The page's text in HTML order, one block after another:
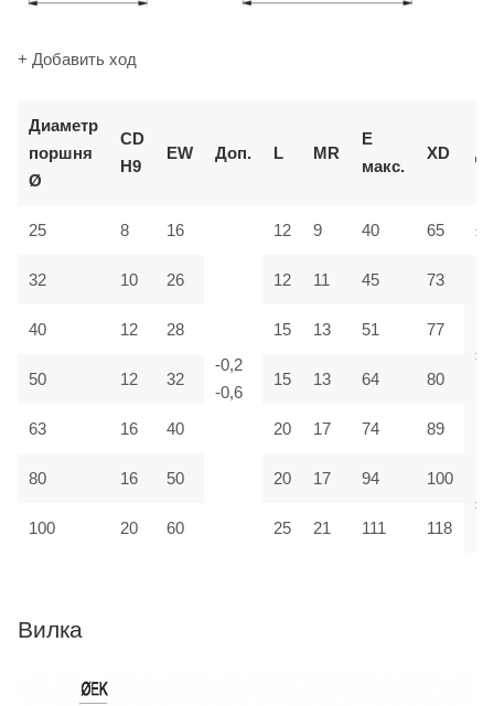
+ Добавить ход
Диаметр
поршня
Ø
CD
H9
EW Доп. L MR
E
макс.
XD
25 8 16
-0,2
-0,6
12 9 40 65
32 10 26 12 11 45 73
40 12 28 15 13 51 77
50 12 32 15 13 64 80
63 16 40 20 17 74 89
80 16 50 20 17 94
100
100
20 60 25 21 111 118
Вилка